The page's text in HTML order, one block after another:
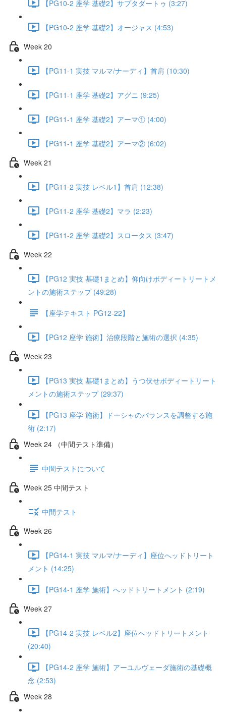
【PG10-2 座学 基礎2】サプタダートゥ (3:27)
【PG10-2 座学 基礎2】オージャス (4:53)
Week 20
【PG11-1 実技 マルマ/ナーディ】首肩 (10:30)
【PG11-1 座学 基礎2】アグニ (9:25)
【PG11-1 座学 基礎2】アーマ① (4:00)
【PG11-1 座学 基礎2】アーマ② (6:02)
Week 21
【PG11-2 実技 レベル1】首肩 (12:38)
【PG11-2 座学 基礎2】マラ (2:23)
【PG11-2 座学 基礎2】スロータス (3:47)
Week 22
【PG12 実技 基礎1まとめ】仰向けボディートリートメ
ントの施術ステップ (49:28)
【座学テキスト PG12-22】
【PG12 座学 施術】治療段階と施術の選択 (4:35)
Week 23
【PG13 実技 基礎1まとめ】うつ伏せボディートリート
メントの施術ステップ (29:37)
【PG13 座学 施術】ドーシャのバランスを調整する施
術 (2:17)
Week 24 （中間テスト準備）
中間テストについて
Week 25 中間テスト
中間テスト
Week 26
【PG14-1 実技 マルマ/ナーディ】座位へッドトリート
メント (14:25)
【PG14-1 座学 施術】へッドトリートメント (2:19)
Week 27
【PG14-2 実技 レベル2】座位へッドトリートメント
(20:40)
【PG14-2 座学 施術】アーユルヴェーダ施術の基礎概
念 (2:53)
Week 28